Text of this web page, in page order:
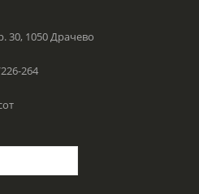
30, 1050 Драчево
264